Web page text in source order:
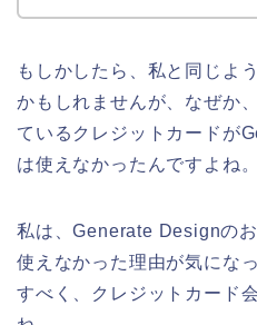
もしかしたら、私と同じよ
かもしれませんが、なぜか
ているクレジットカードが
は使えなかったんですよね。
私は、Generate Designの
使えなかった理由が気にな
すべく、クレジットカード